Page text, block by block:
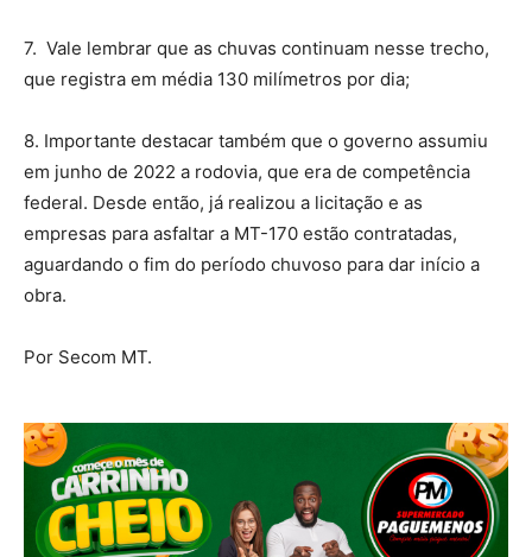
7. Vale lembrar que as chuvas continuam nesse trecho,
que registra em média 130 milímetros por dia;
8. Importante destacar também que o governo assumiu
em junho de 2022 a rodovia, que era de competência
federal. Desde então, já realizou a licitação e as
empresas para asfaltar a MT-170 estão contratadas,
aguardando o fim do período chuvoso para dar início a
obra.
Por Secom MT.